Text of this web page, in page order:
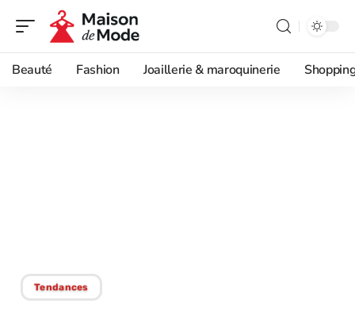
Beauté Fashion Joaillerie & maroquinerie
Tendances